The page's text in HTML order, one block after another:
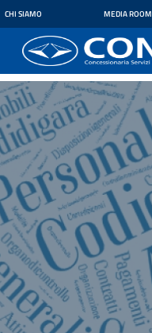
CHI SIAMO MEDIA ROOM